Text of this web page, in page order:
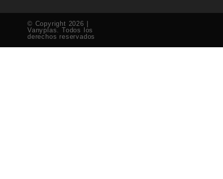
© Copyright 2026 |
Vanyplas. Todos los
derechos reservados